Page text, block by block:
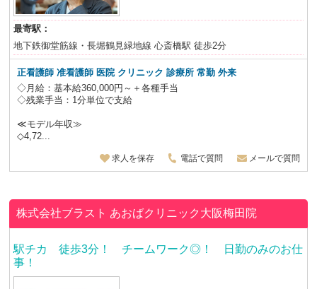
最寄駅：
地下鉄御堂筋線・長堀鶴見緑地線 心斎橋駅 徒歩2分
正看護師 准看護師 医院 クリニック 診療所 常勤 外来
◇月給：基本給360,000円～＋各種手当
◇残業手当：1分単位で支給
≪モデル年収≫
◇4,72...
求人を保存 電話で質問 メールで質問
株式会社ブラスト あおばクリニック大阪梅田院
駅チカ 徒歩3分！ チームワーク◎！ 日勤のみのお仕
事！